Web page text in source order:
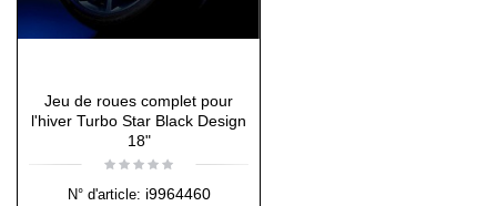
Jeu de roues complet pour
l'hiver Turbo Star Black Design
18"
N° d'article: i9964460